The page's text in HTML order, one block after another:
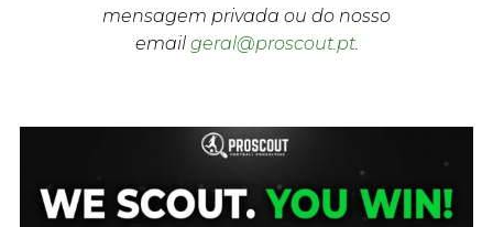
mensagem privada ou do nosso
email geral@proscout.pt.